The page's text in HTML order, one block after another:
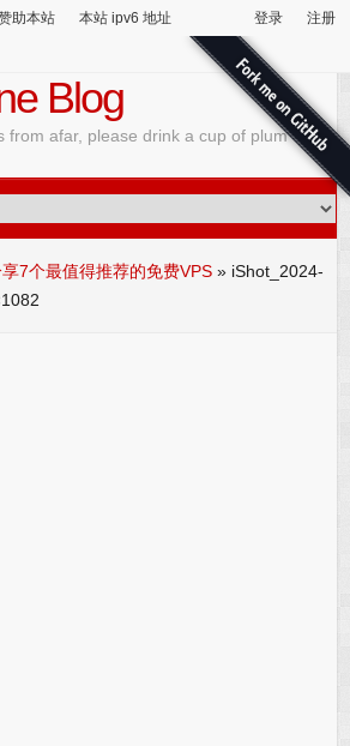
助本站 本站 ipv6 地址 登录 注册
Blog
from afar, please drink a cup of plum wine
7个最值得推荐的免费VPS » iShot_2024-